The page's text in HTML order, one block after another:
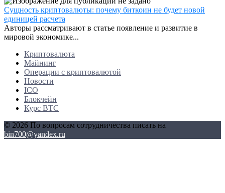
Сущность криптовалюты: почему биткоин не будет новой
единицей расчета
Авторы рассматривают в статье появление и развитие в
мировой экономике...
Криптовалюта
Майнинг
Операции с криптовалютой
Новости
ICO
Блокчейн
Курс BTC
© 2026 По вопросам сотрудничества писать на
bin700@yandex.ru